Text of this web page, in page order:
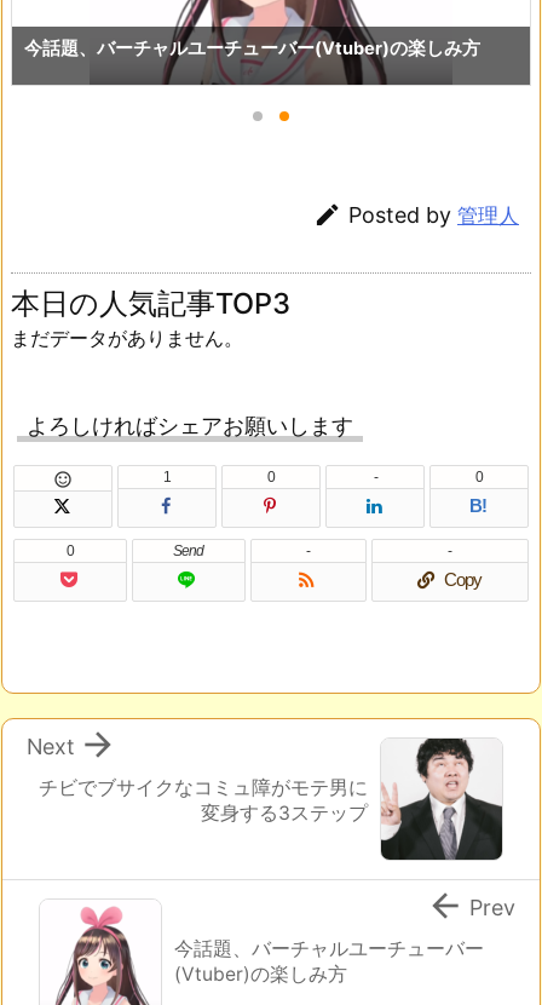
今話題、バーチャルユーチューバー(Vtuber)の楽しみ方
 Posted by 管理人
本日の人気記事TOP3
まだデータがありません。
よろしければシェアお願いします
 1 0 -
B!
0
0 Send

-
Copy
-
チビでブサイクなコミュ障がモテ男に
変身する3ステップ

Next
今話題、バーチャルユーチューバー
(Vtuber)の楽しみ方
 Prev